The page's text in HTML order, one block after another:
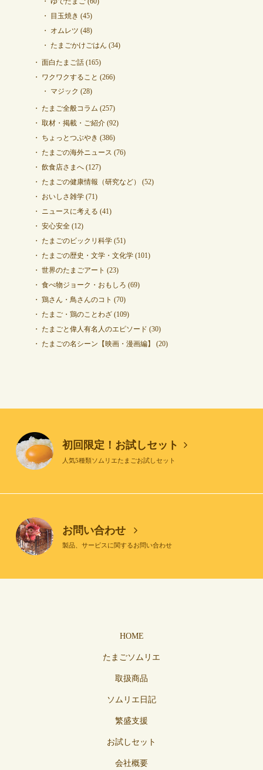
目玉焼き (45)
オムレツ (48)
たまごかけごはん (34)
面白たまご話(165)
ワクワクすること (266)
マジック (28)
たまご全般コラム (257)
取材・掲載・ご紹介(92)
ちょっとつぶやき (386)
たまごの海外ニュース (76)
飲食店さまへ(127)
たまごの健康情報（研究など）
(52)
おいしさ雑学(71)
ニュースに考える (41)
安心安全(12)
たまごのビックリ科学(51)
たまごの歴史・文学・文化学(101)
世界のたまごアート (23)
食べ物ジョーク・おもしろ (69)
鶏さん・鳥さんのコト (70)
たまご・鶏のことわざ(109)
たまごと偉人有名人のエピソード (30)
たまごの名シーン【映画・漫画編】
(20)
初回限定！お試しセット
人気5種類ソムリエたまごお試しセット
お問い合わせ
製品、サービスに関するお問い合わせ
HOME
たまごソムリエ
取扱商品
ソムリエ日記
繁盛支援
お試しセット
会社概要